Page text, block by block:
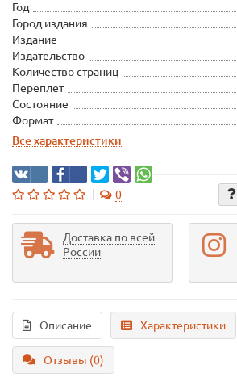
Год
Город издания
Издание
Издательство
Количество страниц
Переплет
Состояние
Формат
Все характеристики
0
Доставка по всей
России
Описание Характеристики
Отзывы (0)